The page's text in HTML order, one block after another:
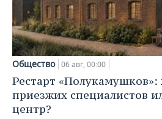
Общество 06 авг, 00:00
Рестарт «Полукамушков»:
приезжих специалистов
центр?